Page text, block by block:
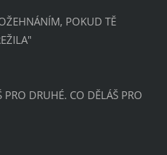
POKUD TĚ
PRO DRUHÉ. CO DĚLÁŠ PRO